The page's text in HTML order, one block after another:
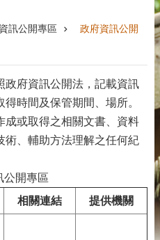
訊公開專區 政府資訊公開
政府資訊公開法，記載資訊
時間及保管期間、場所。
成或取得之相關文書、資料
術、輔助方法理解之任何紀
相關連結 提供機關
公開專區